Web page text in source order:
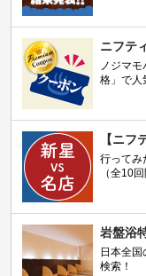
ニフテ
ノジマ
格」で人
【ニフ
行ってみ
（全10
岩盤浴
日本全
検索！